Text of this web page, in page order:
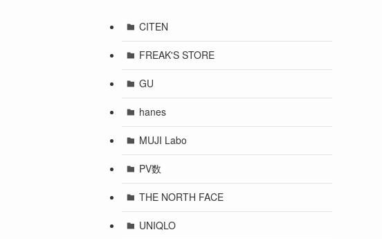
CITEN
FREAK'S STORE
GU
hanes
MUJI Labo
PV数
THE NORTH FACE
UNIQLO